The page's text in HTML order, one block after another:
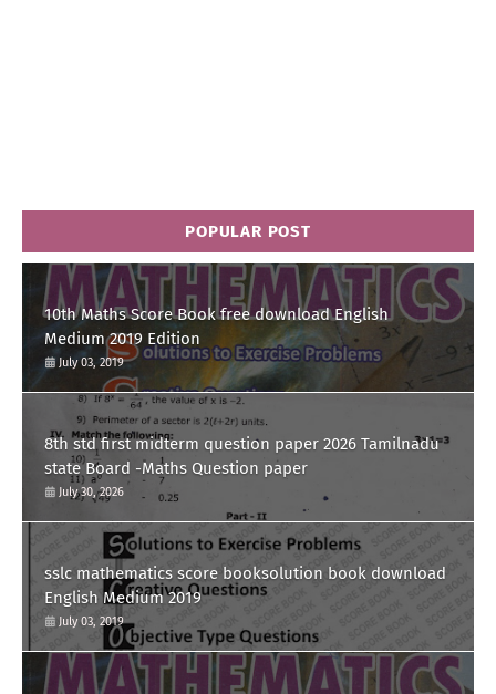
POPULAR POST
10th Maths Score Book free download English
Medium 2019 Edition
July 03, 2019
8th std first midterm question paper 2026 Tamilnadu
state Board -Maths Question paper
July 30, 2026
sslc mathematics score booksolution book download
English Medium 2019
July 03, 2019